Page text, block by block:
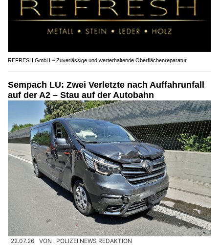
REFRESH GmbH – Zuverlässige und werterhaltende Oberflächenreparatur
Sempach LU: Zwei Verletzte nach Auffahrunfall
auf der A2 – Stau auf der Autobahn
22.07.26 VON POLIZEI.NEWS REDAKTION